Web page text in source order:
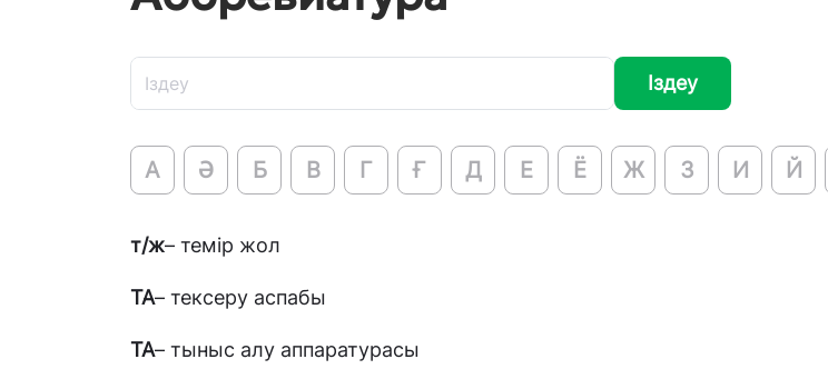
Іздеу
А Ә Б В Г Ғ Д Е Ё Ж З И Й
т/ж– темір жол
ТА– тексеру аспабы
ТА– тыныс алу аппаратурасы